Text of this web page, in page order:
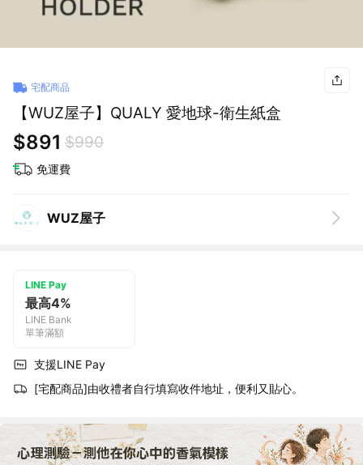
宅配商品
【WUZ屋子】QUALY 愛地球-衛生紙盒
$891 $990
免運費
WUZ屋子
LINE Pay
最高4%
LINE Bank
單筆滿額
支援LINE Pay
[宅配商品]由收禮者自行填寫收件地址，便利又貼心。